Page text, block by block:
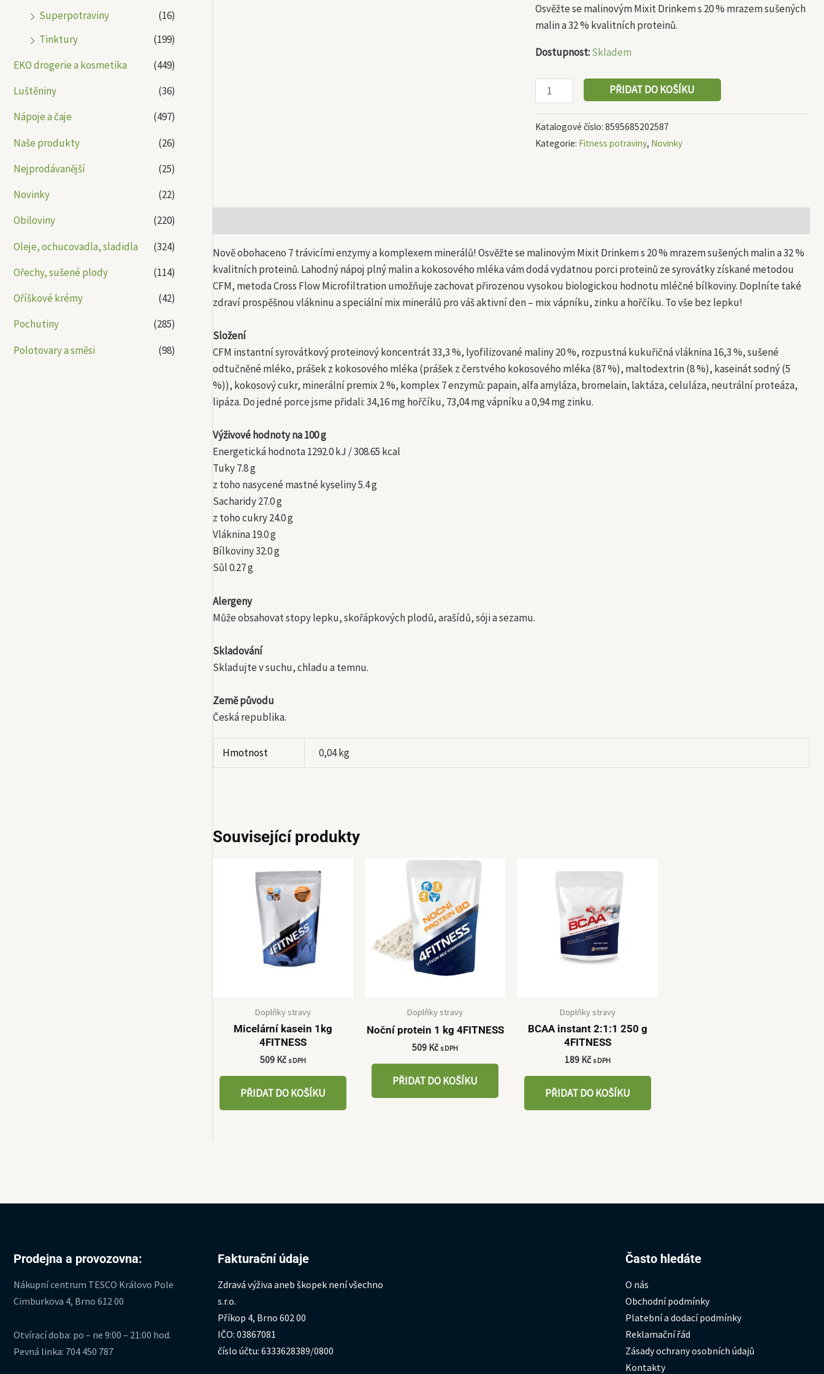
Superpotraviny
(16)
Tinktury
(199)
EKO drogerie a kosmetika
(449)
Luštěniny
(36)
Nápoje a čaje
(497)
Naše produkty
(26)
Nejprodávanější
(25)
Novinky
(22)
Obiloviny
(220)
Oleje, ochucovadla, sladidla
(324)
Ořechy, sušené plody
(114)
Oříškové krémy
(42)
Pochutiny
(285)
Polotovary a směsi
(98)
Osvěžte se malinovým Mixit Drinkem s 20 % mrazem sušených
malin a 32 % kvalitních proteinů.
Dostupnost:Skladem
PŘIDAT DO KOŠÍKU
Katalogové číslo: 8595685202587
Kategorie: Fitness potraviny, Novinky
Nově obohaceno 7 trávicími enzymy a komplexem minerálů! Osvěžte se malinovým Mixit Drinkem s 20 % mrazem sušených malin a 32 %
kvalitních proteinů. Lahodný nápoj plný malin a kokosového mléka vám dodá vydatnou porci proteinů ze syrovátky získané metodou
CFM, metoda Cross Flow Microfiltration umožňuje zachovat přirozenou vysokou biologickou hodnotu mléčné bílkoviny. Doplníte také
zdraví prospěšnou vlákninu a speciální mix minerálů pro váš aktivní den – mix vápníku, zinku a hořčíku. To vše bez lepku!
Složení
CFM instantní syrovátkový proteinový koncentrát 33,3 %, lyofilizované maliny 20 %, rozpustná kukuřičná vláknina 16,3 %, sušené
odtučněné mléko, prášek z kokosového mléka (prášek z čerstvého kokosového mléka (87 %), maltodextrin (8 %), kaseinát sodný (5
%)), kokosový cukr, minerální premix 2 %, komplex 7 enzymů: papain, alfa amyláza, bromelain, laktáza, celuláza, neutrální proteáza,
lipáza. Do jedné porce jsme přidali: 34,16 mg hořčíku, 73,04 mg vápníku a 0,94 mg zinku.
Výživové hodnoty na 100 g
Energetická hodnota 1292.0 kJ / 308.65 kcal
Tuky 7.8 g
z toho nasycené mastné kyseliny 5.4 g
Sacharidy 27.0 g
z toho cukry 24.0 g
Vláknina 19.0 g
Bílkoviny 32.0 g
Sůl 0.27 g
Alergeny
Může obsahovat stopy lepku, skořápkových plodů, arašídů, sóji a sezamu.
Skladování
Skladujte v suchu, chladu a temnu.
Země původu
Česká republika.
Hmotnost 0,04 kg
Související produkty
Doplňky stravy
Micelární kasein 1kg
4FITNESS
509 Kč s DPH
PŘIDAT DO KOŠÍKU
Doplňky stravy
Noční protein 1 kg 4FITNESS
509 Kč s DPH
PŘIDAT DO KOŠÍKU
Doplňky stravy
BCAA instant 2:1:1 250 g
4FITNESS
189 Kč s DPH
PŘIDAT DO KOŠÍKU
Prodejna a provozovna:
Nákupní centrum TESCO Královo Pole
Cimburkova 4, Brno 612 00
Otvírací doba: po – ne 9:00 – 21:00 hod.
Pevná linka: 704 450 787
Fakturační údaje
Zdravá výživa aneb škopek není všechno
s.r.o.
Příkop 4, Brno 602 00
IČO: 03867081
číslo účtu: 6333628389/0800
Často hledáte
O nás
Obchodní podmínky
Platební a dodací podmínky
Reklamační řád
Zásady ochrany osobních údajů
Kontakty
Hledat: